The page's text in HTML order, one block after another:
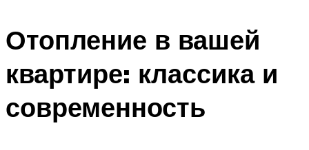
Отопление в вашей
квартире: классика и
современность